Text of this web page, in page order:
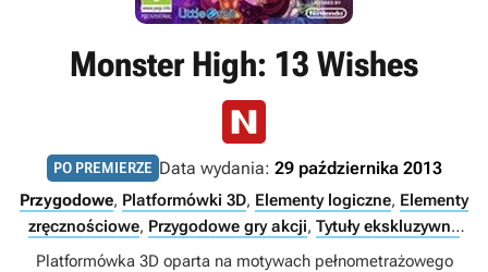
Monster High: 13 Wishes
PO PREMIERZE Data wydania: 29 października 2013
Przygodowe, Platformówki 3D, Elementy logiczne, Elementy
zręcznościowe, Przygodowe gry akcji, Tytuły ekskluzywne
Nintendo
Platformówka 3D oparta na motywach pełnometrażowego